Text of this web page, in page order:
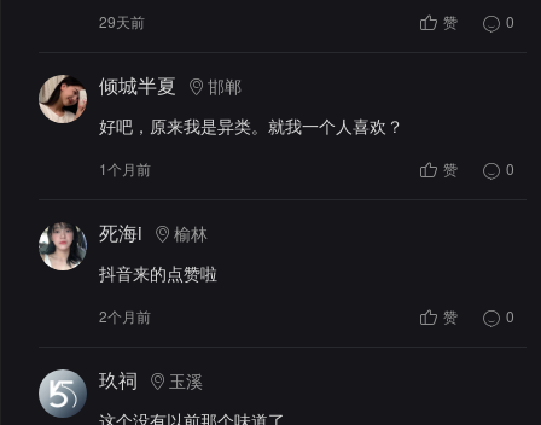
29天前 赞 0
倾城半夏
邯郸
好吧，原来我是异类。就我一个人喜欢？
1个月前 赞 0
死海i
榆林
抖音来的点赞啦
2个月前 赞 0
玖祠
玉溪